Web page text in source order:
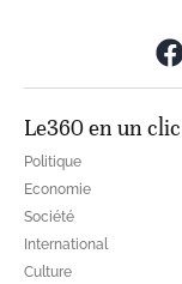
Le360 en un clic
Politique
Economie
Société
International
Culture